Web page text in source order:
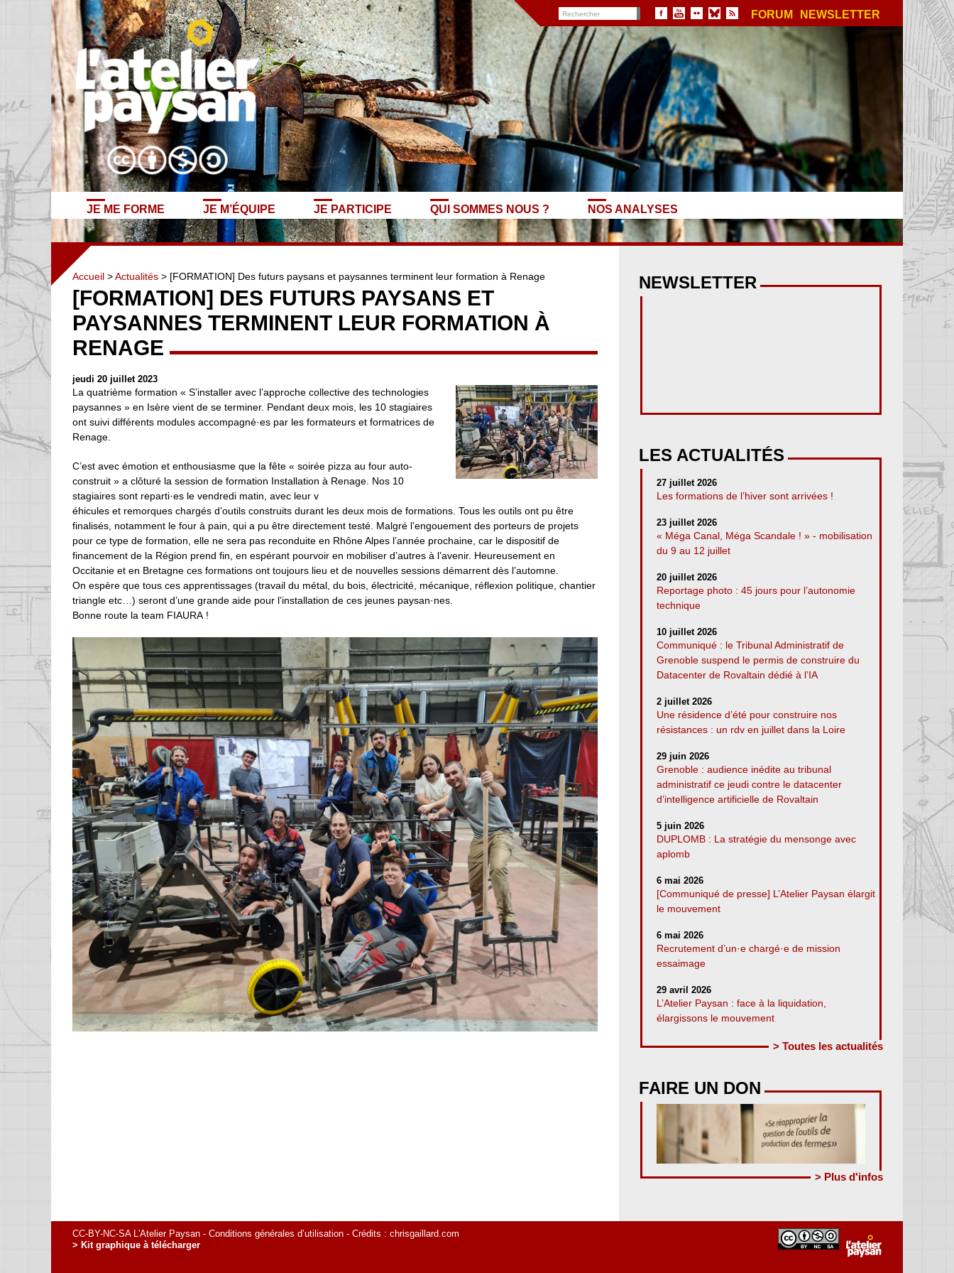
FORUM NEWSLETTER
JE ME FORME JE M’ÉQUIPE JE PARTICIPE QUI SOMMES NOUS ? NOS ANALYSES
Accueil >Actualités > [FORMATION] Des futurs paysans et paysannes terminent leur formation à Renage
[FORMATION] DES FUTURS PAYSANS ET
PAYSANNES TERMINENT LEUR FORMATION À
RENAGE
jeudi 20 juillet 2023
La quatrième formation « S’installer avec l’approche collective des technologies
paysannes » en Isère vient de se terminer. Pendant deux mois, les 10 stagiaires
ont suivi différents modules accompagné·es par les formateurs et formatrices de
Renage.
C’est avec émotion et enthousiasme que la fête « soirée pizza au four auto-
construit » a clôturé la session de formation Installation à Renage. Nos 10
stagiaires sont reparti·es le vendredi matin, avec leur v
éhicules et remorques chargés d’outils construits durant les deux mois de formations. Tous les outils ont pu être
finalisés, notamment le four à pain, qui a pu être directement testé. Malgré l’engouement des porteurs de projets
pour ce type de formation, elle ne sera pas reconduite en Rhône Alpes l’année prochaine, car le dispositif de
financement de la Région prend fin, en espérant pourvoir en mobiliser d’autres à l’avenir. Heureusement en
Occitanie et en Bretagne ces formations ont toujours lieu et de nouvelles sessions démarrent dès l’automne.
On espère que tous ces apprentissages (travail du métal, du bois, électricité, mécanique, réflexion politique, chantier
triangle etc…) seront d’une grande aide pour l’installation de ces jeunes paysan·nes.
Bonne route la team FIAURA !
NEWSLETTER
LES ACTUALITÉS
27 juillet 2026
Les formations de l’hiver sont arrivées !
23 juillet 2026
« Méga Canal, Méga Scandale ! » - mobilisation
du 9 au 12 juillet
20 juillet 2026
Reportage photo : 45 jours pour l’autonomie
technique
10 juillet 2026
Communiqué : le Tribunal Administratif de
Grenoble suspend le permis de construire du
Datacenter de Rovaltain dédié à l’IA
2 juillet 2026
Une résidence d’été pour construire nos
résistances : un rdv en juillet dans la Loire
29 juin 2026
Grenoble : audience inédite au tribunal
administratif ce jeudi contre le datacenter
d’intelligence artificielle de Rovaltain
5 juin 2026
DUPLOMB : La stratégie du mensonge avec
aplomb
6 mai 2026
[Communiqué de presse] L’Atelier Paysan élargit
le mouvement
6 mai 2026
Recrutement d’un·e chargé·e de mission
essaimage
29 avril 2026
L’Atelier Paysan : face à la liquidation,
élargissons le mouvement
> Toutes les actualités
FAIRE UN DON
> Plus d'infos
CC-BY-NC-SA L'Atelier Paysan - Conditions générales d’utilisation - Crédits : chrisgaillard.com
> Kit graphique à télécharger